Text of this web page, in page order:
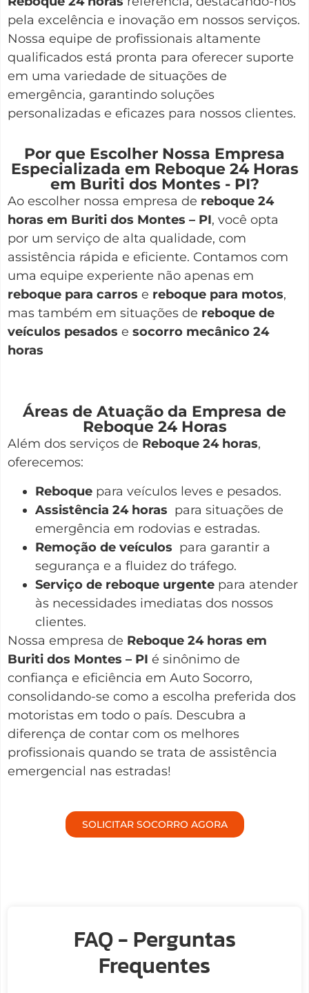
pela excelência e inovação em nossos serviços.
Nossa equipe de profissionais altamente
qualificados está pronta para oferecer suporte
em uma variedade de situações de
emergência, garantindo soluções
personalizadas e eficazes para nossos clientes.
Por que Escolher Nossa Empresa
Especializada em Reboque 24 Horas
em Buriti dos Montes - PI?
Ao escolher nossa empresa de reboque 24
horas em Buriti dos Montes – PI, você opta
por um serviço de alta qualidade, com
assistência rápida e eficiente. Contamos com
uma equipe experiente não apenas em
reboque para carros e reboque para motos,
mas também em situações de reboque de
veículos pesados e socorro mecânico 24
horas
Áreas de Atuação da Empresa de
Reboque 24 Horas
Além dos serviços de Reboque 24 horas,
oferecemos:
Reboque para veículos leves e pesados.
Assistência 24 horas para situações de
emergência em rodovias e estradas.
Remoção de veículos para garantir a
segurança e a fluidez do tráfego.
Serviço de reboque urgente para atender
às necessidades imediatas dos nossos
clientes.
Nossa empresa de Reboque 24 horas em
Buriti dos Montes – PI é sinônimo de
confiança e eficiência em Auto Socorro,
consolidando-se como a escolha preferida dos
motoristas em todo o país. Descubra a
diferença de contar com os melhores
profissionais quando se trata de assistência
emergencial nas estradas!
SOLICITAR SOCORRO AGORA
FAQ - Perguntas
Frequentes